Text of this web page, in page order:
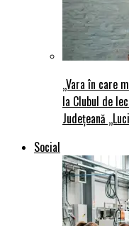
„Vara în care
la Clubul de
Județeană
Social